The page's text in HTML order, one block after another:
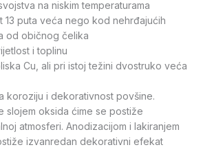
na niskim temperaturama
13 puta veća nego kod nehrđajućih
od običnog čelika
i toplinu
Cu, ali pri istoj težini dvostruko veća
koroziju i dekorativnost povšine.
slojem oksida ćime se postiže
atmosferi. Anodizacijom i lakiranjem
izvanredan dekorativni efekat